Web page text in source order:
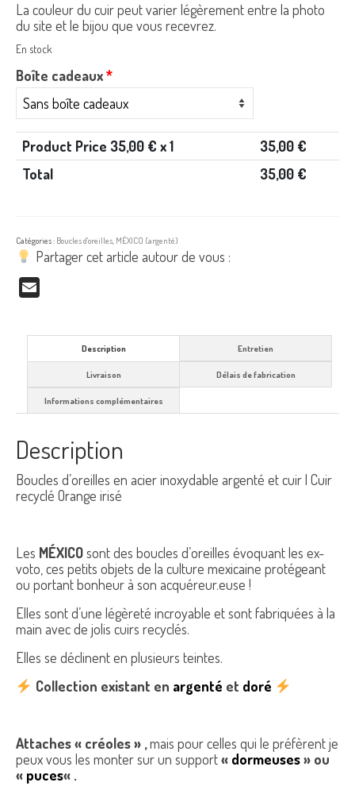
La couleur du cuir peut varier légèrement entre la photo
du site et le bijou que vous recevrez.
En stock
Boîte cadeaux*
Product Price 35,00€ x 1 35,00€
Total
35,00€
Catégories : Boucles d'oreilles, MÉXICO (argenté)
Partager cet article autour de vous :
Description Entretien
Livraison Délais de fabrication
Informations complémentaires
Description
Boucles d’oreilles en acier inoxydable argenté et cuir | Cuir
recyclé Orange irisé
Les MÉXICOsont des boucles d’oreilles évoquant les ex-
voto, ces petits objets de la culture mexicaine protégeant
ou portant bonheur à son acquéreur.euse !
Elles sont d’une légèreté incroyable et sont fabriquées à la
main avec de jolis cuirs recyclés.
Elles se déclinent en plusieurs teintes.
Collection existant en argenté et doré
Attaches « créoles » ,mais pour celles qui le préfèrent je
peux vous les monter sur un support« dormeuses» ou
« puces« .